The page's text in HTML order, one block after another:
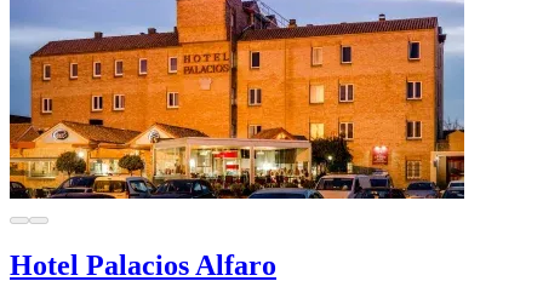
Hotel Palacios Alfaro